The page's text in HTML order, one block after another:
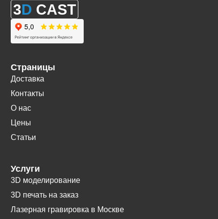
3D CAST
Страницы
Доставка
Контакты
О нас
Цены
Статьи
Услуги
3D моделирование
3D печать на заказ
Лазерная гравировка в Москве